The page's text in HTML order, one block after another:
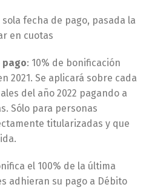
sola fecha de pago, pasada la
en cuotas
pago: 10% de bonificación
2021. Se aplicará sobre cada
del año 2022 pagando a
Sólo para personas
titularizadas y que
el 100% de la última
adhieran su pago a Débito